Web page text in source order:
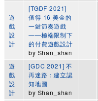
遊
戲
設
計
[TGDF 2021]
值得 16 美金的
一鍵節奏遊戲
——極端限制下
的付費遊戲設計
by Shan_shan
遊
戲
設
計
[GDC 2021] 不
再迷路：建立認
知地圖
by Shan_shan